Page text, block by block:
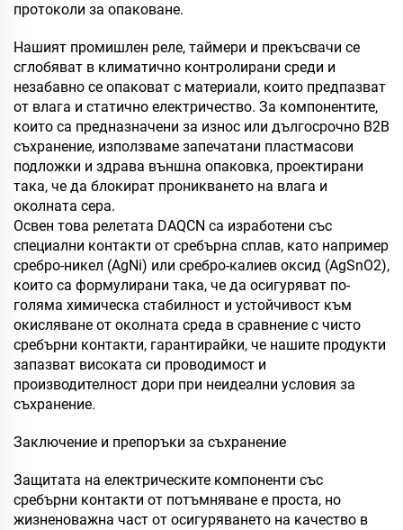
протоколи за опаковане.
Нашият промишлен реле, таймери и прекъсвачи се
сглобяват в климатично контролирани среди и
незабавно се опаковат с материали, които предпазват
от влага и статично електричество. За компонентите,
които са предназначени за износ или дългосрочно B2B
съхранение, използваме запечатани пластмасови
подложки и здрава външна опаковка, проектирани
така, че да блокират проникването на влага и
околната сера.
Освен това релетата DAQCN са изработени със
специални контакти от сребърна сплав, като например
сребро-никел (AgNi) или сребро-калиев оксид (AgSnO2),
които са формулирани така, че да осигуряват по-
голяма химическа стабилност и устойчивост към
окисляване от околната среда в сравнение с чисто
сребърни контакти, гарантирайки, че нашите продукти
запазват високата си проводимост и
производителност дори при неидеални условия за
съхранение.
Заключение и препоръки за съхранение
Защитата на електрическите компоненти със
сребърни контакти от потъмняване е проста, но
жизненоважна част от осигуряването на качество в